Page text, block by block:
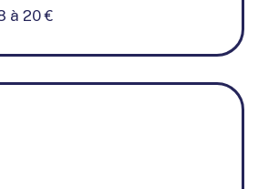
à 20 €